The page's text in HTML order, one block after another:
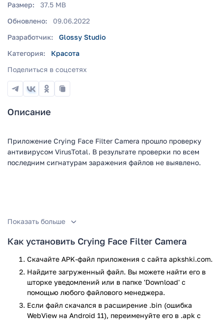
Размер:
37.5 MB
Обновлено:
09.06.2022
Разработчик:
Glossy Studio
Категория:
Красота
Поделиться в соцсетях
Описание
Приложение Crying Face Filter Camera прошло проверку
антивирусом VirusTotal. В результате проверки по всем
последним сигнатурам заражения файлов не выявлено.
Показать больше
Как установить Crying Face Filter Camera
Скачайте APK-файл приложения с сайта apkshki.com.
Найдите загруженный файл. Вы можете найти его в
шторке уведомлений или в папке 'Download' с
помощью любого файлового менеджера.
Если файл скачался в расширение .bin (ошибка
WebView на Android 11), переименуйте его в .apk с